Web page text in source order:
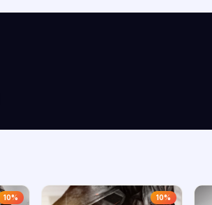
10% 10%